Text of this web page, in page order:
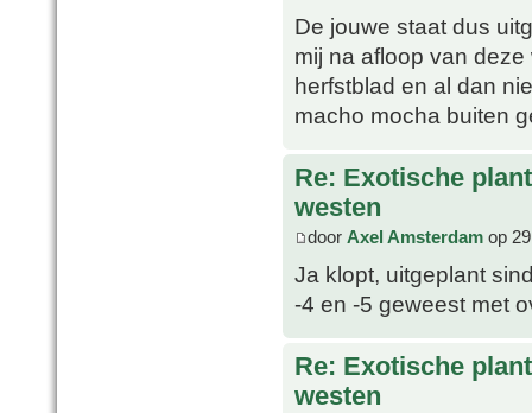
De jouwe staat dus
mij na afloop van
herfstblad en al dan
macho mocha buiten
Re: Exotische
westen
door Axel Amsterdam op
Ja klopt, uitgeplant
-4 en -5 geweest met
Re: Exotische
westen